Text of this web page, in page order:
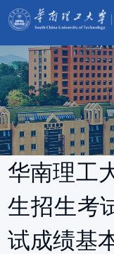
华南理工
生招生考
试成绩基